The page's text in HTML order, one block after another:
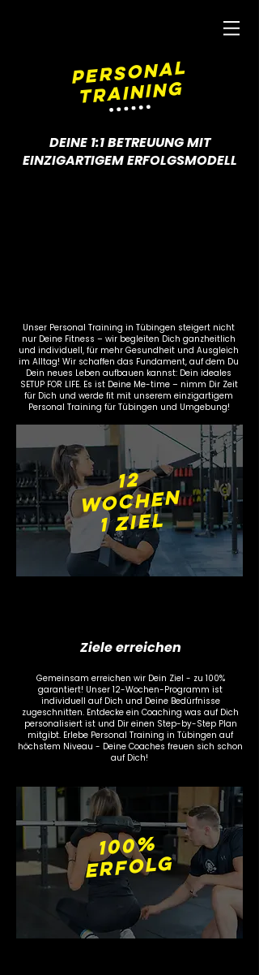
PERSONAL
TRAINING
DEINE 1:1 BETREUUNG MIT
EINZIGARTIGEM ERFOLGSMODELL
Unser Personal Training in Tübingen steigert nicht
nur Deine Fitness – wir begleiten Dich ganzheitlich
und individuell, für mehr Gesundheit und Ausgleich
im Alltag! Wir schaffen das Fundament, auf dem Du
Dein neues Leben aufbauen kannst: Dein ideales
SETUP FOR LIFE. Es ist Deine Me-time – nimm Dir Zeit
für Dich und werde fit mit unserem einzigartigem
Personal Training für Tübingen und Umgebung!
12
wOChEN
1 ZIEL
Ziele erreichen
Gemeinsam erreichen wir Dein Ziel - zu 100%
garantiert! Unser 12-Wochen-Programm ist
individuell auf Dich und Deine Bedürfnisse
zugeschnitten. Entdecke ein Coaching was auf Dich
personalisiert ist und Dir einen Step-by-Step Plan
mitgibt. Erlebe Personal Training in Tübingen auf
höchstem Niveau - Deine Coaches freuen sich schon
auf Dich!
100
%
ERFOLG